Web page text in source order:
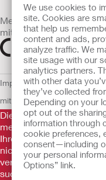
We use cookies to
site. Cookies are
that help us
content and ads,
analyze traffic. We
site usage with our
analytics partners.
with other data
they’ve collected
Depending on your
opt out of the
information through
cookie preferences,
consent—including
your personal
Options” link.
Medizinprodukte, die
mit einem der
Impressum AGB
mit CookiesEU
Die Informationen auf
medizinische Beratung
Ihres eigenen Arztes
nicht ersetzen. Diese
verwendet werden, in
suchen. In einem